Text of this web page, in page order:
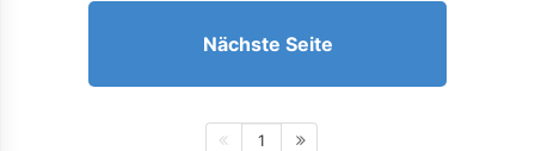
Nächste Seite
1